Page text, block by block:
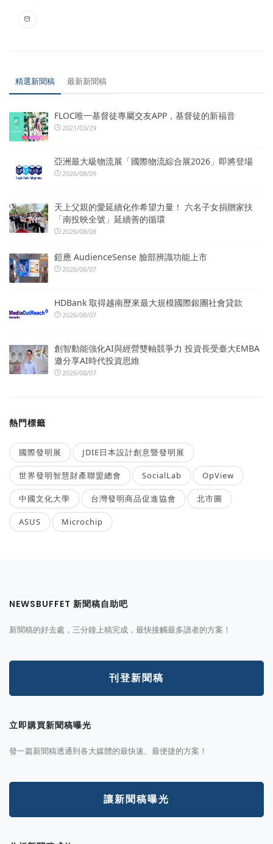
精選新聞稿 最新新聞稿
FLOC唯一基督徒專屬交友APP，基督徒的新福音
2021/03/29
亞洲最大級物流展「國際物流綜合展2026」即將登場
2026/08/09
天上父親的愛延續化作希望力量！ 六名子女捐贈家扶
「南投映全號」延續善的循環
2026/08/08
鎧應 AudienceSense 臉部辨識功能上市
2026/08/07
HDBank 取得越南歷來最大規模國際銀團社會貸款
2026/08/07
創智動能強化AI與經營雙軸競爭力 投資長受臺大EMBA
邀分享AI時代投資思維
2026/08/07
熱門標籤
國際發明展 JDIE日本設計創意暨發明展
世界發明智慧財產聯盟總會 SocialLab OpView
中國文化大學 台灣發明商品促進協會 北市圖
ASUS Microchip
NEWSBUFFET 新聞稿自助吧
新聞稿的好去處，三分鐘上稿完成，最快接觸最多讀者的方案！
刊登新聞稿
立即購買新聞稿曝光
發一篇新聞稿透通到各大媒體的最快速、最便捷的方案！
讓新聞稿曝光